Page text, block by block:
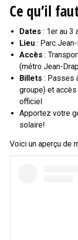
Ce qu’il
Dates : 1er au 3
Lieu : Parc
Accès :
(métro Jean-
Billets : Passes
groupe) et
officiel
Apportez votre
solaire!
Voici un aperçu de